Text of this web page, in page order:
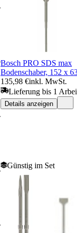
Bosch PRO SDS max
Bodenschaber, 152 x
135,98 €inkl. MwSt.
Lieferung bis 1
Details anzeigen
Günstig im Set